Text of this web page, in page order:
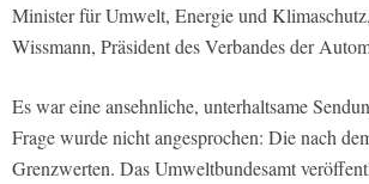
Minister für Umwelt, Energie und
Wissmann, Präsident des Verbandes der
Es war eine ansehnliche, unterhaltsame
Frage wurde nicht angesprochen: Die nach
Grenzwerten. Das Umweltbundesamt